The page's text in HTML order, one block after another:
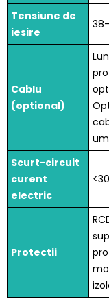
Tensiune de
iesire
Cablu
(optional)
Scurt-circuit
curent
electric
Protectii